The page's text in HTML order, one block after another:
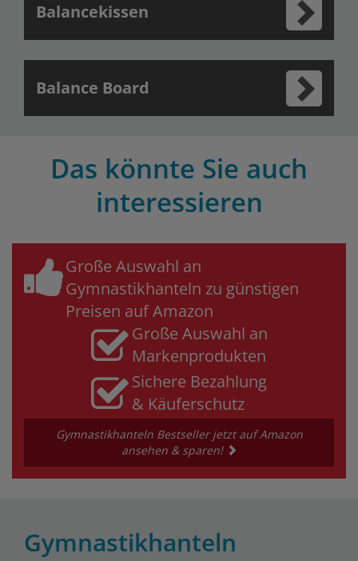
Balancekissen
Balance Board
Das könnte Sie auch
interessieren
Große Auswahl an
Gymnastikhanteln zu günstigen
Preisen auf Amazon
Große Auswahl an
Markenprodukten
Sichere Bezahlung
& Käuferschutz
Gymnastikhanteln Bestseller jetzt auf Amazon
ansehen & sparen!
Gymnastikhanteln